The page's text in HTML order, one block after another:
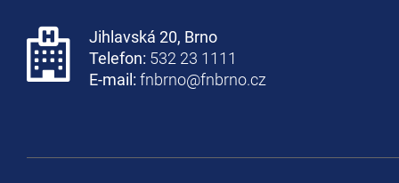
Jihlavská 20, Brno
Telefon: 532 23 1111
E-mail: fnbrno@fnbrno.cz